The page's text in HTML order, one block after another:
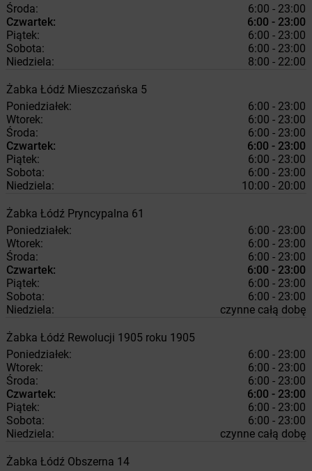
Środa:
6:00 - 23:00
Czwartek:
6:00 - 23:00
Piątek:
6:00 - 23:00
Sobota:
6:00 - 23:00
Niedziela:
8:00 - 22:00
Żabka Łódź Mieszczańska 5
Poniedziałek:
6:00 - 23:00
Wtorek:
6:00 - 23:00
Środa:
6:00 - 23:00
Czwartek:
6:00 - 23:00
Piątek:
6:00 - 23:00
Sobota:
6:00 - 23:00
Niedziela:
10:00 - 20:00
Żabka Łódź Pryncypalna 61
Poniedziałek:
6:00 - 23:00
Wtorek:
6:00 - 23:00
Środa:
6:00 - 23:00
Czwartek:
6:00 - 23:00
Piątek:
6:00 - 23:00
Sobota:
6:00 - 23:00
Niedziela:
czynne całą dobę
Żabka Łódź Rewolucji 1905 roku 1905
Poniedziałek:
6:00 - 23:00
Wtorek:
6:00 - 23:00
Środa:
6:00 - 23:00
Czwartek:
6:00 - 23:00
Piątek:
6:00 - 23:00
Sobota:
6:00 - 23:00
Niedziela:
czynne całą dobę
Żabka Łódź Obszerna 14